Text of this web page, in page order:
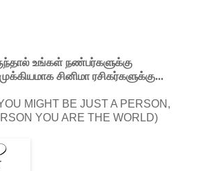
உங்கள் நண்பர்களுக்கு
சினிமா ரசிகர்களுக்கு...
MIGHT BE JUST A PERSON,
YOU ARE THE WORLD)